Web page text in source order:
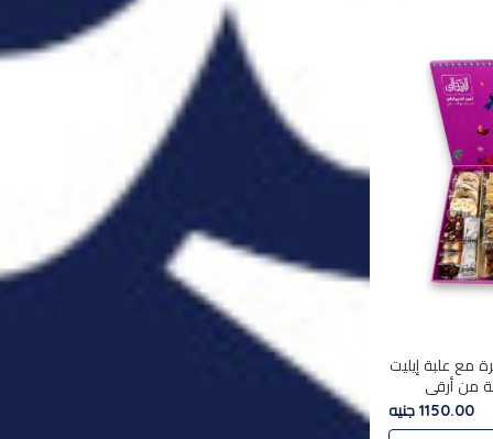
مع علبة إيليت
35 قطعة من أرقى
,معروضة
في..
1150.00 جنيه